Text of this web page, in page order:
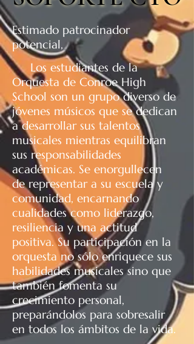
Estimado patrocinador
potencial,
Los estudiantes de la
Orquesta de Conroe High
School son un grupo diverso de
jóvenes músicos que se dedican
a desarrollar sus talentos
musicales mientras equilibran
sus responsabilidades
académicas. Se enorgullecen
de representar a su escuela y
comunidad, encarnando
cualidades como liderazgo,
resiliencia y una actitud
positiva. Su participación en la
orquesta no sólo enriquece sus
habilidades musicales sino que
también fomenta su
crecimiento personal,
preparándolos para sobresalir
en todos los ámbitos de la vida.